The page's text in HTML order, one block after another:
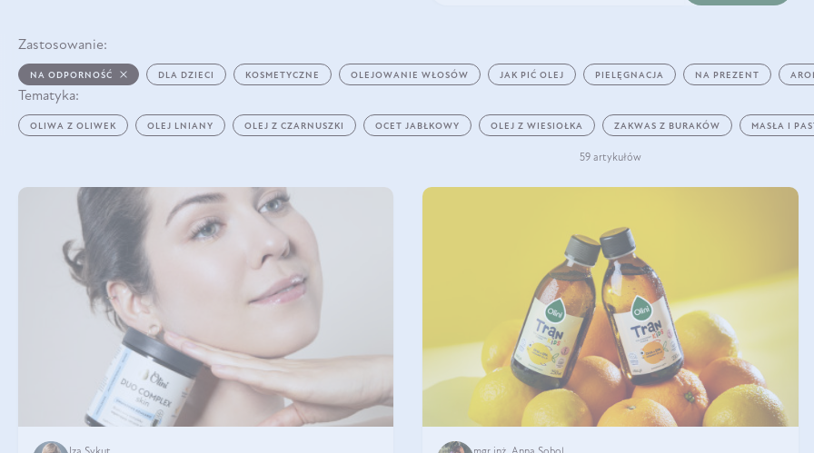
Zastosowanie:
NA ODPORNOŚĆ DLA DZIECI KOSMETYCZNE OLEJOWANIE WŁOSÓW JAK PIĆ OLEJ PIELĘGNACJA NA PREZENT
Tematyka:
OLIWA Z OLIWEK OLEJ LNIANY OLEJ Z CZARNUSZKI OCET JABŁKOWY OLEJ Z WIESIOŁKA ZAKWAS Z BURAKÓW MASŁA I
59 artykułów